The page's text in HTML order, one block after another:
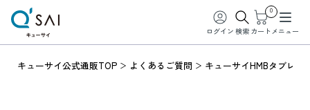
ログイン 検索
0
カート メニュー
キューサイ公式通販TOP よくあるご質問 キューサイHMBタブレッ